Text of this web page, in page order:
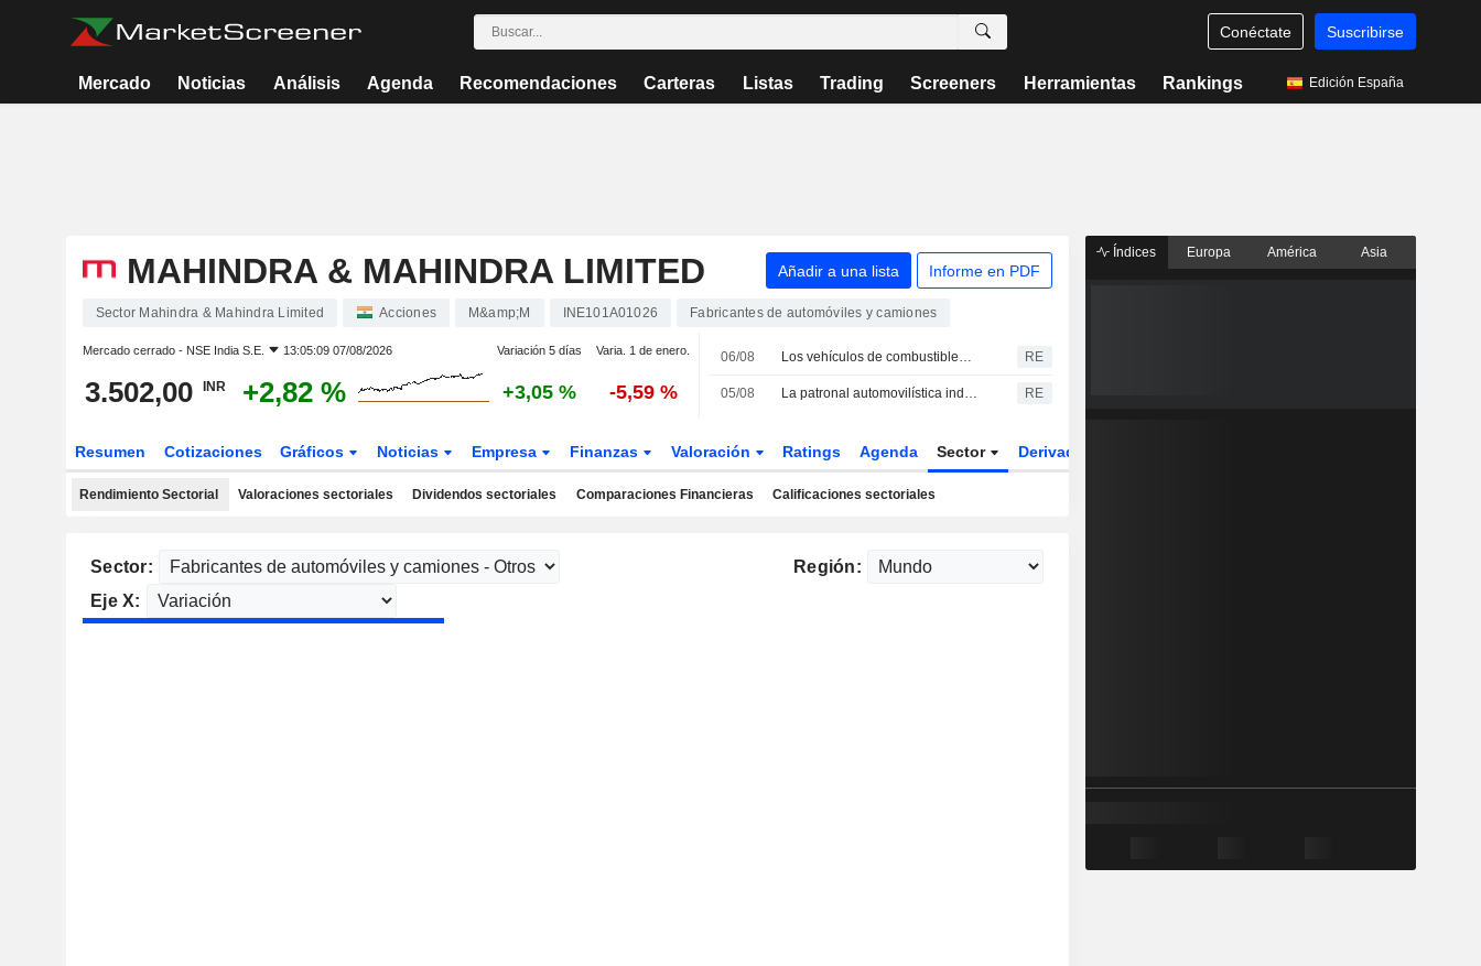
Conéctate Suscribirse
Mercado Noticias Análisis Agenda Recomendaciones Carteras Listas Trading Screeners Herramientas Rankings Edición España
MAHINDRA & MAHINDRA LIMITED Añadir a una lista Informe en PDF
Sector Mahindra & Mahindra Limited Acciones M&amp;M INE101A01026 Fabricantes de automóviles y camiones
Mercado cerrado - NSE India S.E. 13:05:09 07/08/2026 Variación 5 días Varia. 1 de enero.
3.502,00 INR +2,82 % +3,05 % -5,59 %
06/08 Los vehículos de combustibles alternativos en India acechan al motor de gasolina ante la incertidumbre por el E20 RE
05/08 La patronal automovilística india retira su advertencia sobre los daños del etanol para revisar las cifras RE
Resumen Cotizaciones Gráficos Noticias Empresa Finanzas Valoración Ratings Agenda Sector Derivados
Rendimiento Sectorial Valoraciones sectoriales Dividendos sectoriales Comparaciones Financieras Calificaciones sectoriales
Sector:
Región:
Eje X:
Índices Europa América Asia